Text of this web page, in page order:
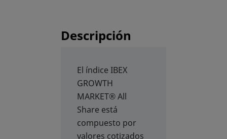
Descripción
El índice IBEX
GROWTH
MARKET® All
Share está
compuesto por
valores cotizados